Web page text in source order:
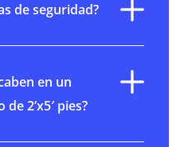
de seguridad?
en un
2’x5′ pies?